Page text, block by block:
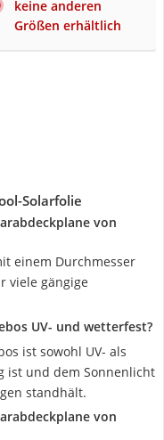
keine anderen
Größen erhältlich
Solarfolie
von
einem Durchmesser
viele gängige
UV- und wetterfest?
ist sowohl UV- als
ist und dem Sonnenlicht
standhält.
von